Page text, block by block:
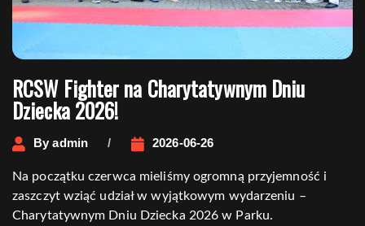
RCSW Fighter na Charytatywnym Dniu
Dziecka 2026!
Byadmin 2026-06-26
Na początku czerwca mieliśmy ogromną przyjemność i
zaszczyt wziąć udział w wyjątkowym wydarzeniu –
Charytatywnym Dniu Dziecka 2026 w Parku.